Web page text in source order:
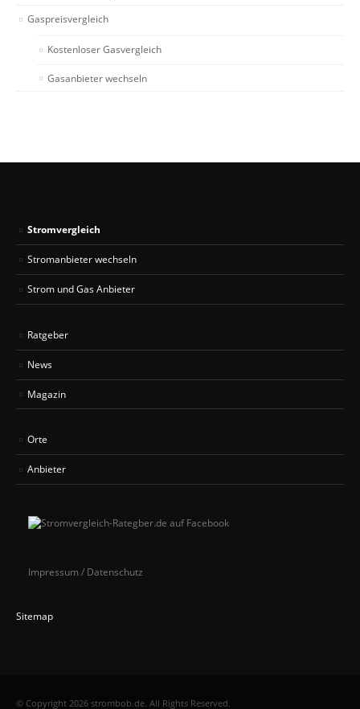
Gaspreisvergleich
Kostenloser Gasvergleich
Gasanbieter wechseln
Stromvergleich
Stromanbieter wechseln
Strom und Gas Anbieter
Ratgeber
News
Magazin
Orte
Anbieter
Impressum / Datenschutz
Sitemap
© Copyright 2026 strombob.de. All Rights Reserved.